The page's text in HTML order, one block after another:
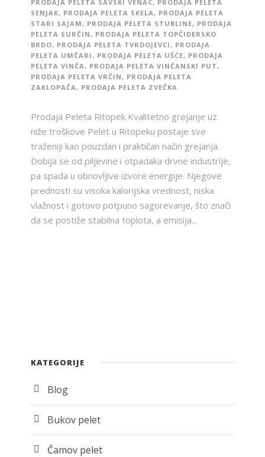
PRODAJA PELETA SAVSKI VENAC, PRODAJA PELETA
SENJAK, PRODAJA PELETA SKELA , PRODAJA PELETA
STARI SAJAM , PRODAJA PELETA STUBLINE, PRODAJA
PELETA SURČIN , PRODAJA PELETA TOPČIDERSKO
BRDO, PRODAJA PELETA TVRDOJEVCI , PRODAJA
PELETA UMČARI , PRODAJA PELETA UŠĆE, PRODAJA
PELETA VINČA , PRODAJA PELETA VINČANSKI PUT ,
PRODAJA PELETA VRČIN , PRODAJA PELETA
ZAKLOPAČA , PRODAJA PELETA ZVEČKA
Prodaja Peleta Ritopek Kvalitetno grejanje uz
niže troškove Pelet u Ritopeku postaje sve
traženiji kao pouzdan i praktičan način grejanja.
Dobija se od piljevine i otpadaka drvne industrije,
pa spada u obnovljive izvore energije. Njegove
prednosti su visoka kalorijska vrednost, niska
vlažnost i gotovo potpuno sagorevanje, što znači
da se postiže stabilna toplota, a emisija...
KATEGORIJE
Blog
Bukov pelet
Čamov pelet